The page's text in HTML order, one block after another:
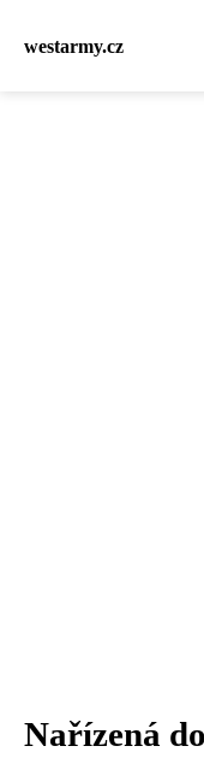
westarmy.cz
Nařízená